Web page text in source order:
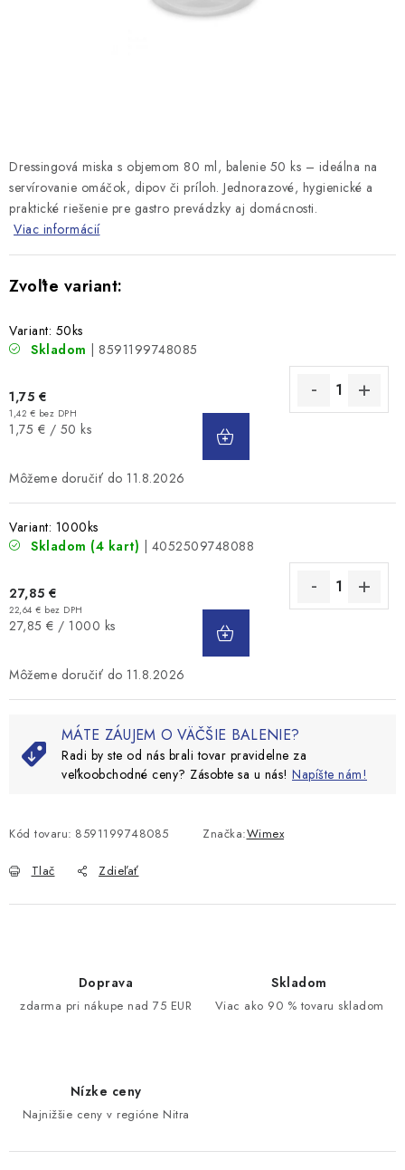
Dressingová miska s objemom 80 ml, balenie 50 ks – ideálna na
servírovanie omáčok, dipov či príloh. Jednorazové, hygienické a
praktické riešenie pre gastro prevádzky aj domácnosti.
Viac informácií
Variant: 50ks
Skladom
| 8591199748085
1,75 €
1,42 € bez DPH
Jednotková
1,75 € / 50 ks
11.8.2026
Variant: 1000ks
Skladom (4 kart) | 4052509748088
27,85 €
22,64 € bez DPH
Jednotková
27,85 € / 1000 ks
11.8.2026
MÁTE ZÁUJEM O VÄČŠIE BALENIE?
Radi by ste od nás brali tovar pravidelne za
veľkoobchodné ceny? Zásobte sa u nás! Napíšte nám!
Kód tovaru: 8591199748085 Značka:Wimex
Tlač Zdieľať
Doprava
zdarma pri nákupe nad 75 EUR
Skladom
Viac ako 90 % tovaru skladom
Nízke ceny
Najnižšie ceny v regióne Nitra